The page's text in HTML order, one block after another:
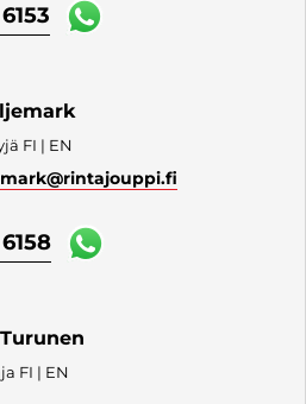
FI | EN
@rintajouppi.fi
FI | EN